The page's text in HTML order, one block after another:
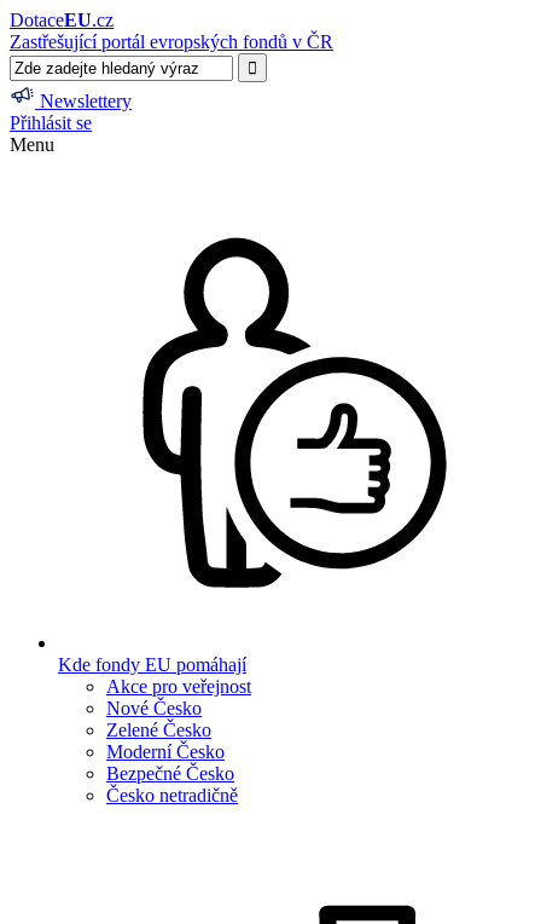
DotaceEU.cz
Zastřešující portál evropských fondů v ČR
Newslettery
Přihlásit se
Menu
Kde fondy EU pomáhají
Akce pro veřejnost
Nové Česko
Zelené Česko
Moderní Česko
Bezpečné Česko
Česko netradičně